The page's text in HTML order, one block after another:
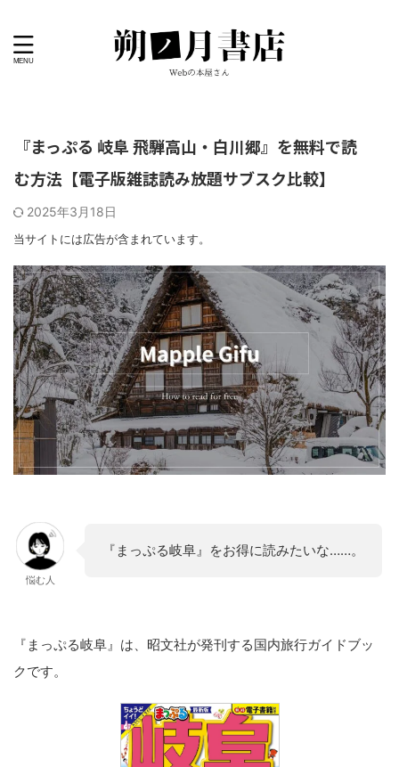
『まっぷる 岐阜 飛騨高山・白川郷』を無料で読
む方法【電子版雑誌読み放題サブスク比較】
2025年3月18日
当サイトには広告が含まれています。
悩む人
『まっぷる岐阜』をお得に読みたいな……。
『まっぷる岐阜』は、昭文社が発刊する国内旅行ガイドブッ
クです。